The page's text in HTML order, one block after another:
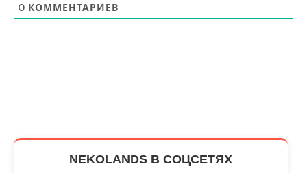
0 КОММЕНТАРИЕВ
NEKOLANDS В СОЦСЕТЯХ